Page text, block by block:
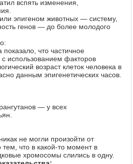
вспять изменения,
эпигеном животных — систему,
генов — до более молодого
что частичное
использованием факторов
возраст клеток человека в
данным эпигенетических часов.
— у всех
не могли произойти от
что в какой-то момент в
хромосомы слились в одну.